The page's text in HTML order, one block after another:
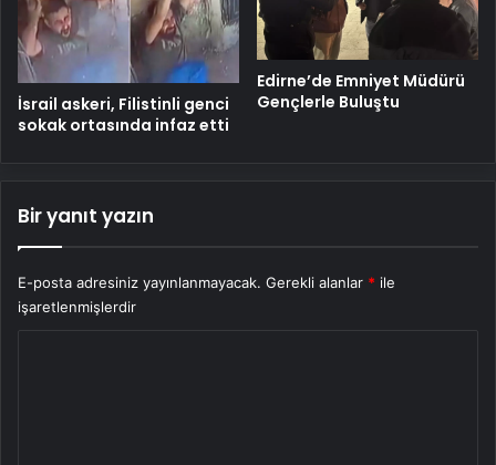
İsrail askeri, Filistinli genci
sokak ortasında infaz etti
Edirne’de Emniyet Müdürü
Gençlerle Buluştu
Bir yanıt yazın
E-posta adresiniz yayınlanmayacak. Gerekli alanlar * ile
işaretlenmişlerdir